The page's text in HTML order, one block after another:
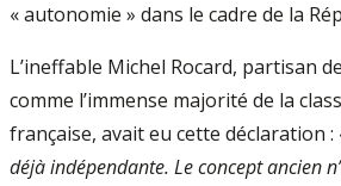
« autonomie » dans le cadre de la
L’ineffable Michel Rocard, partisan
comme l’immense majorité de la
française, avait eu cette déclaration :
déjà indépendante. Le concept ancien